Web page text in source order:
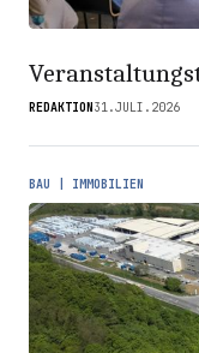
REDAKTION31.JULI.2026
BAU | IMMOBILIEN